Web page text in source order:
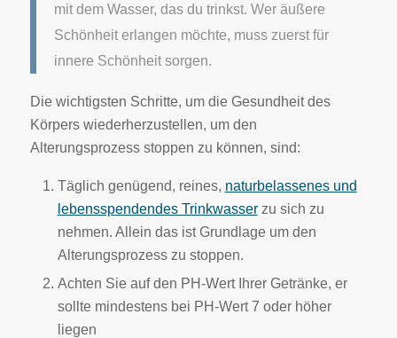
mit dem Wasser, das du trinkst. Wer äußere
Schönheit erlangen möchte, muss zuerst für
innere Schönheit sorgen.
Die wichtigsten Schritte, um die Gesundheit des
Körpers wiederherzustellen, um den
Alterungsprozess stoppen zu können, sind:
Täglich genügend, reines, naturbelassenes und
lebensspendendes Trinkwasserzu sich zu
nehmen. Allein das ist Grundlage um den
Alterungsprozess zu stoppen.
Achten Sie auf den PH-Wert Ihrer Getränke, er
sollte mindestens bei PH-Wert 7 oder höher
liegen